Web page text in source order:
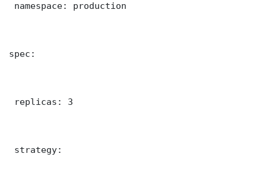
namespace: production
spec:
replicas: 3
strategy: